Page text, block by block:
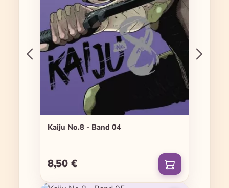
Kaiju No.8 - Band 04
Regulärer Preis:
8,50 €